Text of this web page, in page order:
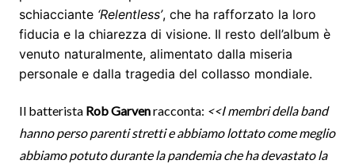
schiacciante ‘Relentless’, che ha rafforzato la loro
fiducia e la chiarezza di visione. Il resto dell’album è
venuto naturalmente, alimentato dalla miseria
personale e dalla tragedia del collasso mondiale.
Il batterista Rob Garvenracconta: <<I membri della band
hanno perso parenti stretti e abbiamo lottato come meglio
abbiamo potuto durante la pandemia che ha devastato la